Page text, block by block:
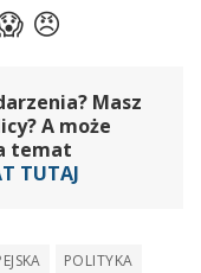
Masz
A może
temat
TUTAJ
POLITYKA